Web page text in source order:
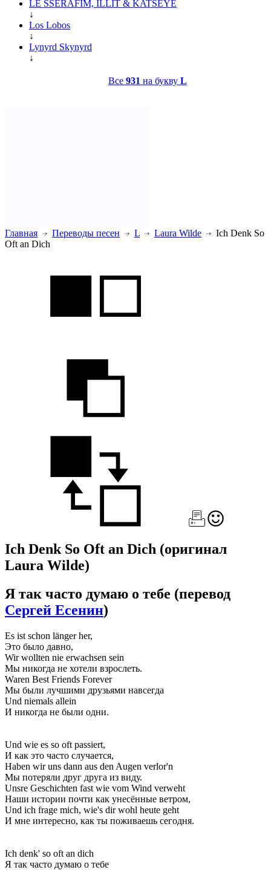
LE SSERAFIM, ILLIT & KATSEYE
↓
Los Lobos
↓
Lynyrd Skynyrd
↓
Все 931 на букву L
Главная Переводы песен L Laura Wilde
Ich Denk So
Oft an Dich
Ich Denk So Oft an Dich (оригинал
Laura Wilde)
Я так часто думаю о тебе (перевод
Сергей Есенин)
Es ist schon länger her,
Это было давно,
Wir wollten nie erwachsen sein
Мы никогда не хотели взрослеть.
Waren Best Friends Forever
Мы были лучшими друзьями навсегда
Und niemals allein
И никогда не были одни.
Und wie es so oft passiert,
И как это часто случается,
Haben wir uns dann aus den Augen verlor'n
Мы потеряли друг друга из виду.
Unsre Geschichten fast wie vom Wind verweht
Наши истории почти как унесённые ветром,
Und ich frage mich, wie's dir wohl heute geht
И мне интересно, как ты поживаешь сегодня.
Ich denk' so oft an dich
Я так часто думаю о тебе